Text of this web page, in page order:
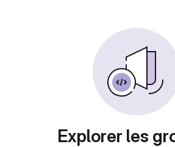
Explorer les